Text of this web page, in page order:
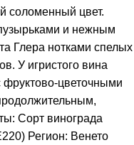
соломенный цвет.
и нежным
Глера нотками спелых
У игристого вина
фруктово-цветочными
Сорт винограда
Регион: Венето